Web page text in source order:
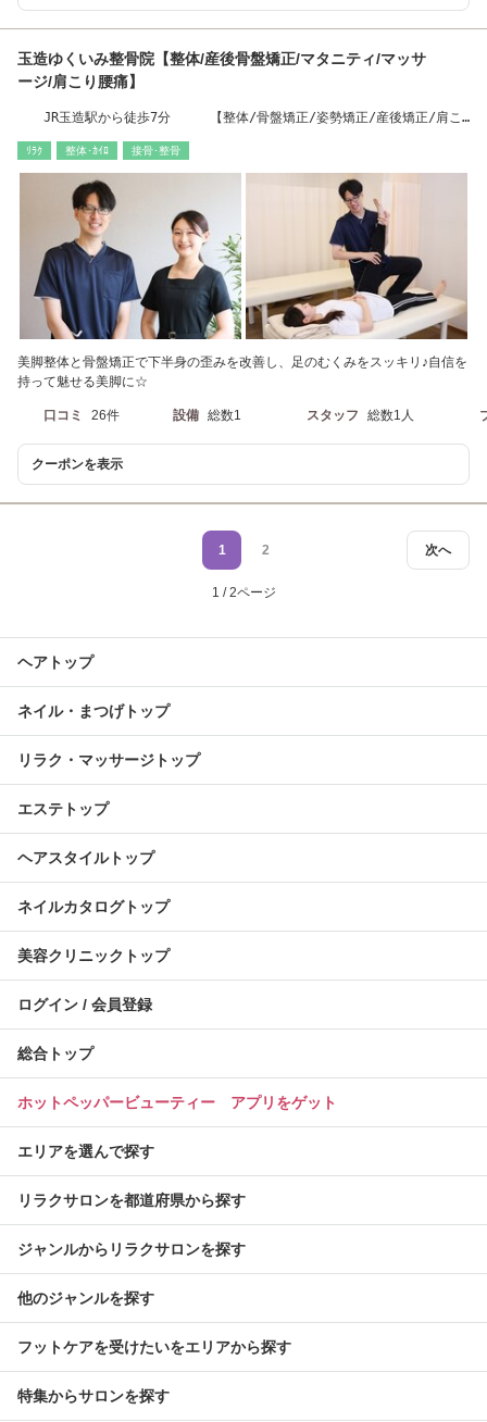
玉造ゆくいみ整骨院【整体/産後骨盤矯正/マタニティ/マッサ
ージ/肩こり腰痛】
JR玉造駅から徒歩7分 【整体/骨盤矯正/姿勢矯正/産後矯正/肩こ
ﾘﾗｸ 整体･ｶｲﾛ 接骨･整骨
美脚整体と骨盤矯正で下半身の歪みを改善し、足のむくみをスッキリ♪自信を
持って魅せる美脚に☆
口コミ 26件 設備 総数1 スタッフ 総数1人
クーポンを表示
次へ
1 2
1 / 2ページ
ヘアトップ
ネイル・まつげトップ
リラク・マッサージトップ
エステトップ
ヘアスタイルトップ
ネイルカタログトップ
美容クリニックトップ
ログイン / 会員登録
総合トップ
ホットペッパービューティー アプリをゲット
エリアを選んで探す
リラクサロンを都道府県から探す
ジャンルからリラクサロンを探す
他のジャンルを探す
フットケアを受けたいをエリアから探す
特集からサロンを探す